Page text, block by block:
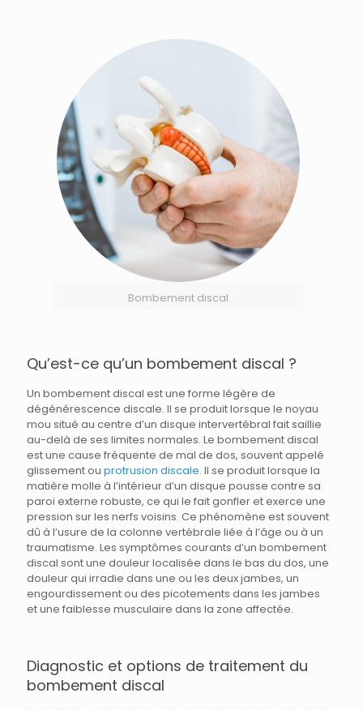
Bombement discal
Qu’est-ce qu’un bombement discal ?
Un bombement discal est une forme légère de
dégénérescence discale. Il se produit lorsque le noyau
mou situé au centre d’un disque intervertébral fait saillie
au-delà de ses limites normales. Le bombement discal
est une cause fréquente de mal de dos, souvent appelé
glissement ou protrusion discale. Il se produit lorsque la
matière molle à l’intérieur d’un disque pousse contre sa
paroi externe robuste, ce qui le fait gonfler et exerce une
pression sur les nerfs voisins. Ce phénomène est souvent
dû à l’usure de la colonne vertébrale liée à l’âge ou à un
traumatisme. Les symptômes courants d’un bombement
discal sont une douleur localisée dans le bas du dos, une
douleur qui irradie dans une ou les deux jambes, un
engourdissement ou des picotements dans les jambes
et une faiblesse musculaire dans la zone affectée.
Diagnostic et options de traitement du
bombement discal